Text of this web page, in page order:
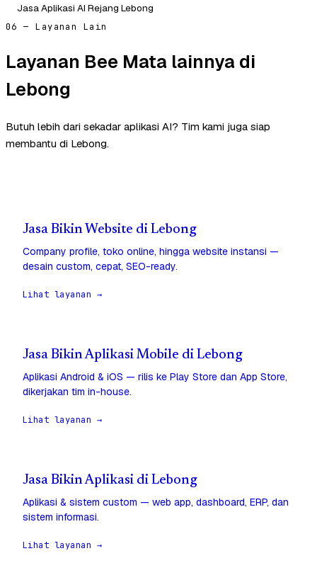
Jasa Aplikasi AI Rejang Lebong
06 — Layanan Lain
Layanan Bee Mata lainnya di
Lebong
Butuh lebih dari sekadar aplikasi AI? Tim kami juga siap
membantu di Lebong.
Jasa Bikin Website di Lebong
Company profile, toko online, hingga website instansi —
desain custom, cepat, SEO-ready.
Lihat layanan →
Jasa Bikin Aplikasi Mobile di Lebong
Aplikasi Android & iOS — rilis ke Play Store dan App Store,
dikerjakan tim in-house.
Lihat layanan →
Jasa Bikin Aplikasi di Lebong
Aplikasi & sistem custom — web app, dashboard, ERP, dan
sistem informasi.
Lihat layanan →